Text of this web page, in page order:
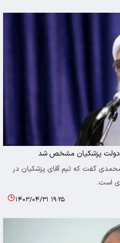
دولت پزشکیان مشخص شد
گفت که تیم آقای پزشکیان در
است.
۱۴۰۳/۰۴/۳۱ ۱۹:۲۵